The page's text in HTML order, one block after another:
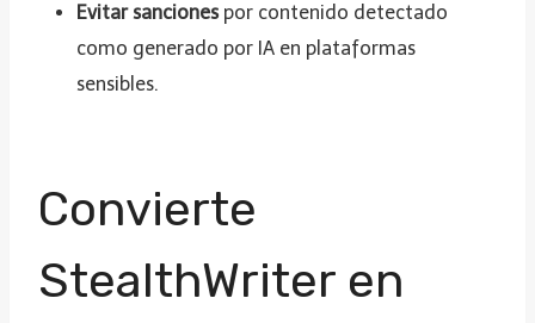
Evitar sancionespor contenido detectado
como generado por IA en plataformas
sensibles.
Convierte
StealthWriter en